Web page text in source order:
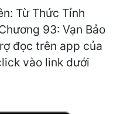
Từ Thức Tỉnh
93: Vạn Bảo
đọc trên app của
vào link dưới